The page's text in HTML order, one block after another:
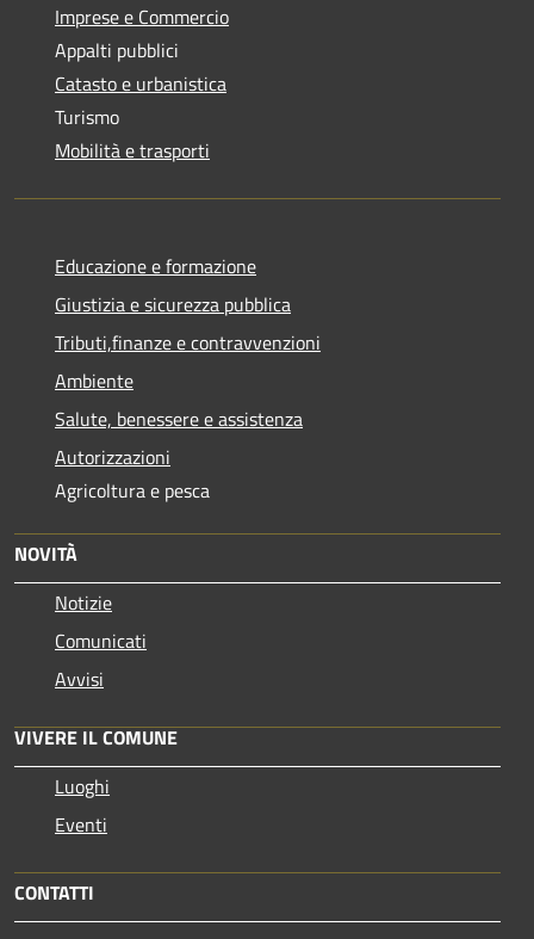
Imprese e Commercio
Appalti pubblici
Catasto e urbanistica
Turismo
Mobilità e trasporti
Educazione e formazione
Giustizia e sicurezza pubblica
Tributi,finanze e contravvenzioni
Ambiente
Salute, benessere e assistenza
Autorizzazioni
Agricoltura e pesca
NOVITÀ
Notizie
Comunicati
Avvisi
VIVERE IL COMUNE
Luoghi
Eventi
CONTATTI